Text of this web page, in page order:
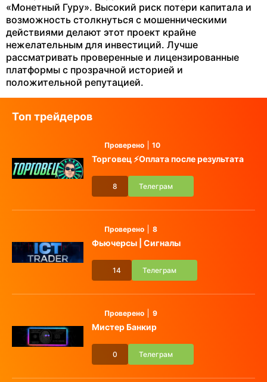
«Монетный Гуру». Высокий риск потери капитала и
возможность столкнуться с мошенническими
действиями делают этот проект крайне
нежелательным для инвестиций. Лучше
рассматривать проверенные и лицензированные
платформы с прозрачной историей и
положительной репутацией.
Топ трейдеров
Проверено 10
Торговец ⚡️Оплата после результата
8 Телеграм
Проверено 8
Фьючерсы | Сигналы
14 Телеграм
Проверено 9
Мистер Банкир
0 Телеграм